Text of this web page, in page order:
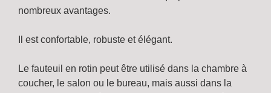
nombreux avantages.
Il est confortable, robuste et élégant.
Le fauteuil en rotin peut être utilisé dans la chambre à
coucher, le salon ou le bureau, mais aussi dans la